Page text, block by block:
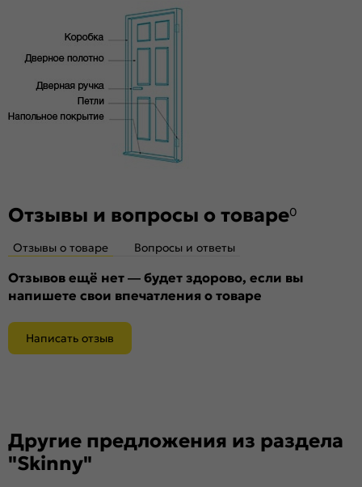
Без декора
Whitey — соответствует RAL 9016, матовый (≈ 15,1 GU)
Отзывы и вопросы о товаре0
Отзывы о товаре Вопросы и ответы
Отзывов ещё нет — будет здорово, если вы
напишете свои впечатления о товаре
Написать отзыв
Другие предложения из раздела
"Skinny"